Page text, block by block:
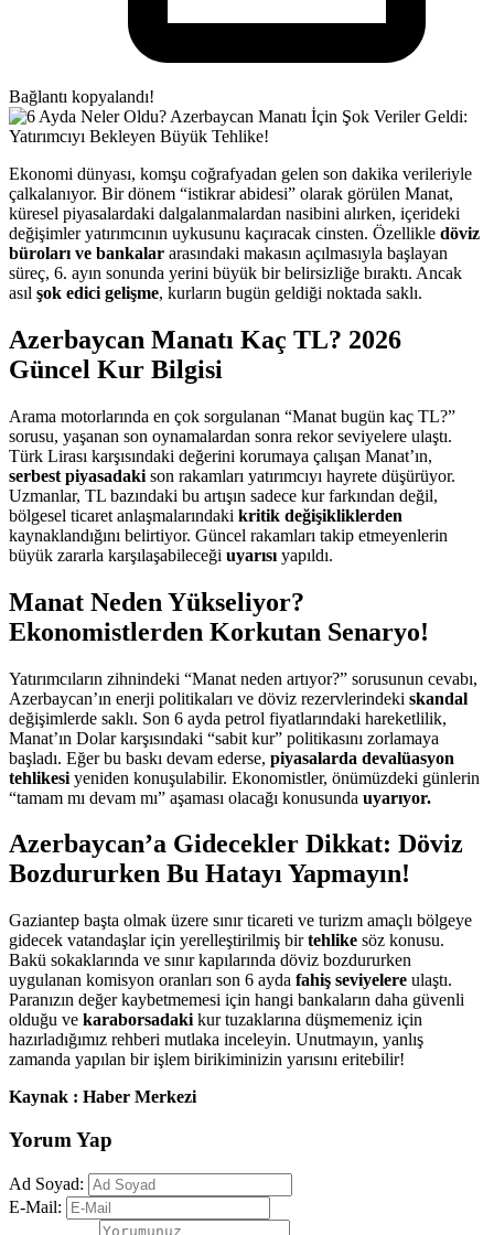
Bağlantı kopyalandı!
Ekonomi dünyası, komşu coğrafyadan gelen son dakika verileriyle
çalkalanıyor. Bir dönem “istikrar abidesi” olarak görülen Manat,
küresel piyasalardaki dalgalanmalardan nasibini alırken, içerideki
değişimler yatırımcının uykusunu kaçıracak cinsten. Özellikle döviz
büroları ve bankalar arasındaki makasın açılmasıyla başlayan
süreç, 6. ayın sonunda yerini büyük bir belirsizliğe bıraktı. Ancak
asıl şok edici gelişme, kurların bugün geldiği noktada saklı.
Azerbaycan Manatı Kaç TL? 2026
Güncel Kur Bilgisi
Arama motorlarında en çok sorgulanan “Manat bugün kaç TL?”
sorusu, yaşanan son oynamalardan sonra rekor seviyelere ulaştı.
Türk Lirası karşısındaki değerini korumaya çalışan Manat’ın,
serbest piyasadaki son rakamları yatırımcıyı hayrete düşürüyor.
Uzmanlar, TL bazındaki bu artışın sadece kur farkından değil,
bölgesel ticaret anlaşmalarındaki kritik değişikliklerden
kaynaklandığını belirtiyor. Güncel rakamları takip etmeyenlerin
büyük zararla karşılaşabileceği uyarısı yapıldı.
Manat Neden Yükseliyor?
Ekonomistlerden Korkutan Senaryo!
Yatırımcıların zihnindeki “Manat neden artıyor?” sorusunun cevabı,
Azerbaycan’ın enerji politikaları ve döviz rezervlerindeki skandal
değişimlerde saklı. Son 6 ayda petrol fiyatlarındaki hareketlilik,
Manat’ın Dolar karşısındaki “sabit kur” politikasını zorlamaya
başladı. Eğer bu baskı devam ederse, piyasalarda devalüasyon
tehlikesi yeniden konuşulabilir. Ekonomistler, önümüzdeki günlerin
“tamam mı devam mı” aşaması olacağı konusunda uyarıyor.
Azerbaycan’a Gidecekler Dikkat: Döviz
Bozdururken Bu Hatayı Yapmayın!
Gaziantep başta olmak üzere sınır ticareti ve turizm amaçlı bölgeye
gidecek vatandaşlar için yerelleştirilmiş birtehlike söz konusu.
Bakü sokaklarında ve sınır kapılarında döviz bozdururken
uygulanan komisyon oranları son 6 ayda fahiş seviyelere ulaştı.
Paranızın değer kaybetmemesi için hangi bankaların daha güvenli
olduğu ve karaborsadaki kur tuzaklarına düşmemeniz için
hazırladığımız rehberi mutlaka inceleyin. Unutmayın, yanlış
zamanda yapılan bir işlem birikiminizin yarısını eritebilir!
Kaynak : Haber Merkezi
Yorum Yap
Ad Soyad:
E-Mail: